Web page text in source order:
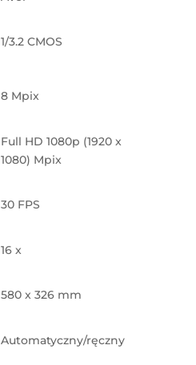
1/3.2 CMOS
8 Mpix
Full HD 1080p (1920 x
1080) Mpix
30 FPS
16 x
580 x 326 mm
Automatyczny/ręczny